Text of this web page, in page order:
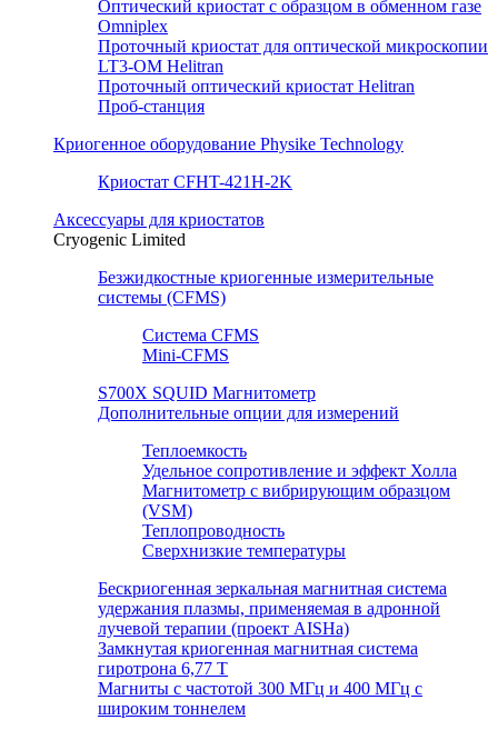
Оптический криостат с образцом в обменном газе
Omniplex
Проточный криостат для оптической микроскопии
LT3-OM Helitran
Проточный оптический криостат Helitran
Проб-станция
Криогенное оборудование Physike Technology
Криостат CFHT-421H-2K
Аксессуары для криостатов
Cryogenic Limited
Безжидкостные криогенные измерительные
системы (CFMS)
Система CFMS
Mini-CFMS
S700X SQUID Магнитометр
Дополнительные опции для измерений
Теплоемкость
Удельное сопротивление и эффект Холла
Магнитометр с вибрирующим образцом
(VSM)
Теплопроводность
Сверхнизкие температуры
Бескриогенная зеркальная магнитная система
удержания плазмы, применяемая в адронной
лучевой терапии (проект AISHa)
Замкнутая криогенная магнитная система
гиротрона 6,77 T
Магниты с частотой 300 МГц и 400 МГц с
широким тоннелем